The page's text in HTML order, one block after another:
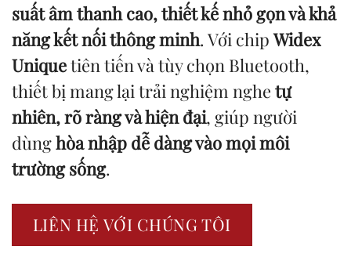
suất âm thanh cao, thiết kế nhỏ gọn và khả
năng kết nối thông minh. Với chipWidex
Uniquetiên tiến và tùy chọn Bluetooth,
thiết bị mang lại trải nghiệm nghe tự
nhiên, rõ ràng và hiện đại, giúp người
dùnghòa nhập dễ dàng vào mọi môi
trường sống.
LIÊN HỆ VỚI CHÚNG TÔI